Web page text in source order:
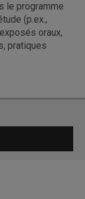
le programme
(p.ex.,
oraux,
pratiques